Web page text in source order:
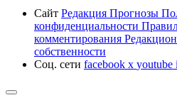
Сайт Редакция Прогнозы
конфиденциальности
комментирования
собственности
Соц. сети facebook x youtube